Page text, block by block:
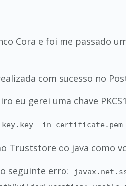
Cora e foi me passado
com sucesso no
eu gerei uma chave
-in certificate.pem
Truststore do java como
seguinte erro: